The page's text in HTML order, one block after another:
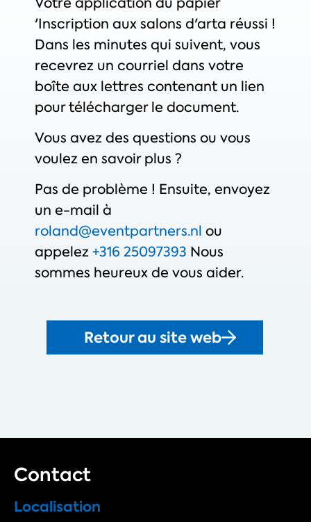
'Inscription aux salons d'arta réussi !
Dans les minutes qui suivent, vous
recevrez un courriel dans votre
boîte aux lettres contenant un lien
pour télécharger le document.
Vous avez des questions ou vous
voulez en savoir plus ?
Pas de problème ! Ensuite, envoyez
un e-mail à
roland@eventpartners.nl ou
appelez+316 25097393 Nous
sommes heureux de vous aider.
Retour au site web
Contact
Localisation